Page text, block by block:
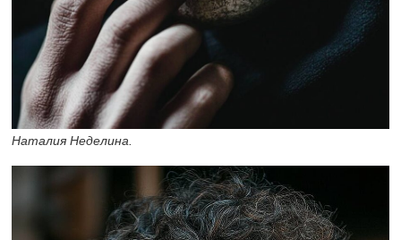
Наталия Неделина.